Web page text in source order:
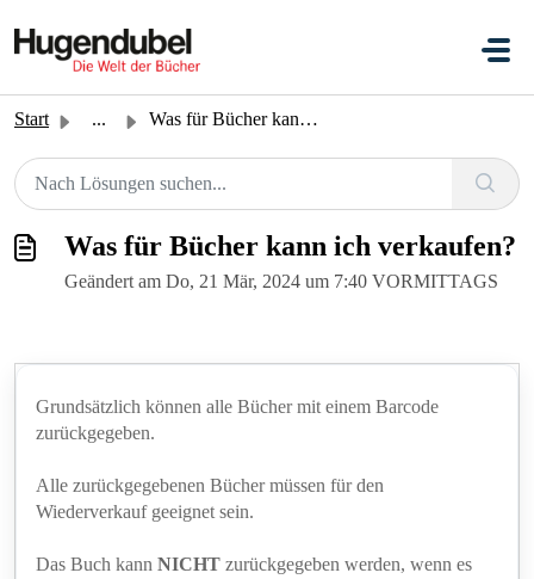
Start ... Was für Bücher kann ich verkaufen?
Was für Bücher kann ich verkaufen?
Geändert am Do, 21 Mär, 2024 um 7:40 VORMITTAGS
Grundsätzlich können alle Bücher mit einem Barcode
zurückgegeben.
Alle zurückgegebenen Bücher müssen für den
Wiederverkauf geeignet sein.
Das Buch kann NICHT zurückgegeben werden, wenn es